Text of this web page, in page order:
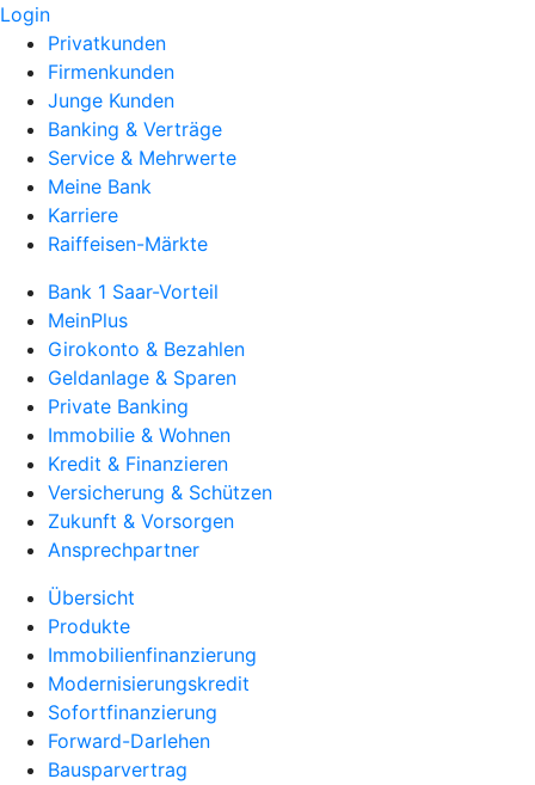
Login
Privatkunden
Firmenkunden
Junge Kunden
Banking & Verträge
Service & Mehrwerte
Meine Bank
Karriere
Raiffeisen-Märkte
Bank 1 Saar-Vorteil
MeinPlus
Girokonto & Bezahlen
Geldanlage & Sparen
Private Banking
Immobilie & Wohnen
Kredit & Finanzieren
Versicherung & Schützen
Zukunft & Vorsorgen
Ansprechpartner
Übersicht
Produkte
Immobilienfinanzierung
Modernisierungskredit
Sofortfinanzierung
Forward-Darlehen
Bausparvertrag